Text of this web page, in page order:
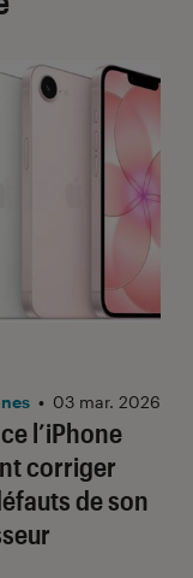
l’iPhone
corriger
de son
• 03 mar. 2026